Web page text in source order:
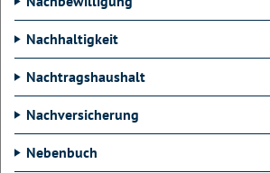
Nachhaltigkeit
Nachtragshaushalt
Nachversicherung
Nebenbuch